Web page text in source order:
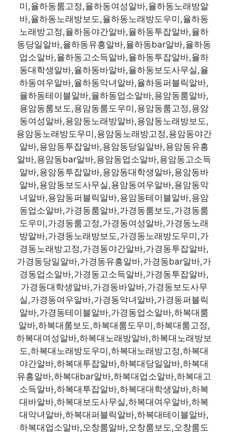
미,율하동룸고정,율하동여성알바,율하동노래방알
바,율하동노래방보도,율하동노래방도우미,율하동
노래방고정,율하동야간알바,율하동투잡알바,율하
동당일알바,율하동유흥알바,율하동bar알바,율하동
업소알바,율하동고소득알바,율하동투잡알바,율하
동대학생알바,율하동바알바,율하동보도사무실,율
하동여우알바,율하동악녀알바,율하동퍼블릭알바,
율하동테이블알바,율하동업소알바,용암동룸알바,
용암동룸보도,용암동룸도우미,용암동룸고정,용암
동여성알바,용암동노래방알바,용암동노래방보도,
용암동노래방도우미,용암동노래방고정,용암동야간
알바,용암동투잡알바,용암동당일알바,용암동유흥
알바,용암동bar알바,용암동업소알바,용암동고소득
알바,용암동투잡알바,용암동대학생알바,용암동바
알바,용암동보도사무실,용암동여우알바,용암동악
녀알바,용암동퍼블릭알바,용암동테이블알바,용암
동업소알바,가경동룸알바,가경동룸보도,가경동룸
도우미,가경동룸고정,가경동여성알바,가경동노래
방알바,가경동노래방보도,가경동노래방도우미,가
경동노래방고정,가경동야간알바,가경동투잡알바,
가경동당일알바,가경동유흥알바,가경동bar알바,가
경동업소알바,가경동고소득알바,가경동투잡알바,
가경동대학생알바,가경동바알바,가경동보도사무
실,가경동여우알바,가경동악녀알바,가경동퍼블릭
알바,가경동테이블알바,가경동업소알바,하복대룸
알바,하복대룸보도,하복대룸도우미,하복대룸고정,
하복대여성알바,하복대노래방알바,하복대노래방보
도,하복대노래방도우미,하복대노래방고정,하복대
야간알바,하복대투잡알바,하복대당일알바,하복대
유흥알바,하복대bar알바,하복대업소알바,하복대고
소득알바,하복대투잡알바,하복대대학생알바,하복
대바알바,하복대보도사무실,하복대여우알바,하복
대악녀알바,하복대퍼블릭알바,하복대테이블알바,
하복대업소알바,오창룸알바,오창룸보도,오창룸도